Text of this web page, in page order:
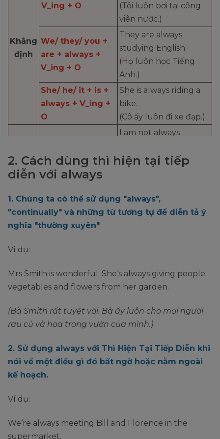
Khẳng
định
V_ing + O
(Tôi luôn bơi tại công
viên nước.)
We/ they/ you +
are + always +
V_ing + O
They are always
studying English.
(Họ luôn học Tiếng
Anh.)
She/ he/ it + is +
always + V_ing +
O
She is always riding a
bike.
(Cô ấy luôn đi xe đạp.)
Phủ
always + V_ing +
O
I am not always
park.
viên nước).
We/ they/ you +
They aren’t always
Anh).
She/ he/ it + is +
V_ing + O
She isn’t always riding
(Không phải lúc nào cô
ấy cũng đi xe đạp).
Nghi
always + V_ing +
O
Yes, S + am/ is/
are + not.
Are you always doing
your homework?
2. Cách dùng thì hiện tại tiếp
diễn với always
1. Chúng ta có thể sử dụng "always",
"continually" và những từ tương tự để diễn tả ý
nghĩa "thường xuyên"
Ví dụ:
Mrs Smith is wonderful. She‘s always giving people
vegetables and flowers from her garden.
(Bà Smith rất tuyệt vời. Bà ấy luôn cho mọi người
rau củ và hoa trong vườn của mình.)
2. Sử dụng always với Thì Hiện Tại Tiếp Diễn khi
nói về một điều gì đó bất ngờ hoặc nằm ngoài
kế hoạch.
Ví dụ:
We‘re always meeting Bill and Florence in the
supermarket.